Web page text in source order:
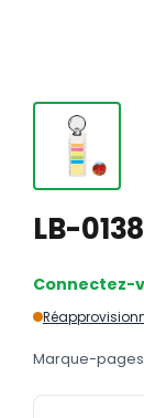
Tête de
Enveloppes
Sous-mains
Chemises
LB-
Connectez-
Marque-